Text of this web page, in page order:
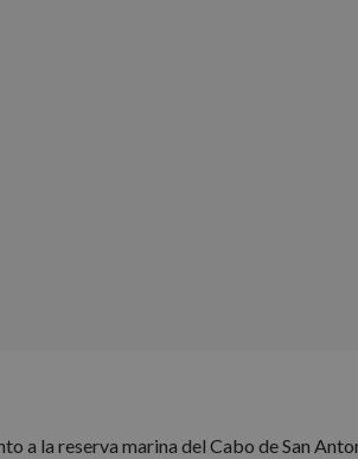
a la reserva marina del Cabo de San